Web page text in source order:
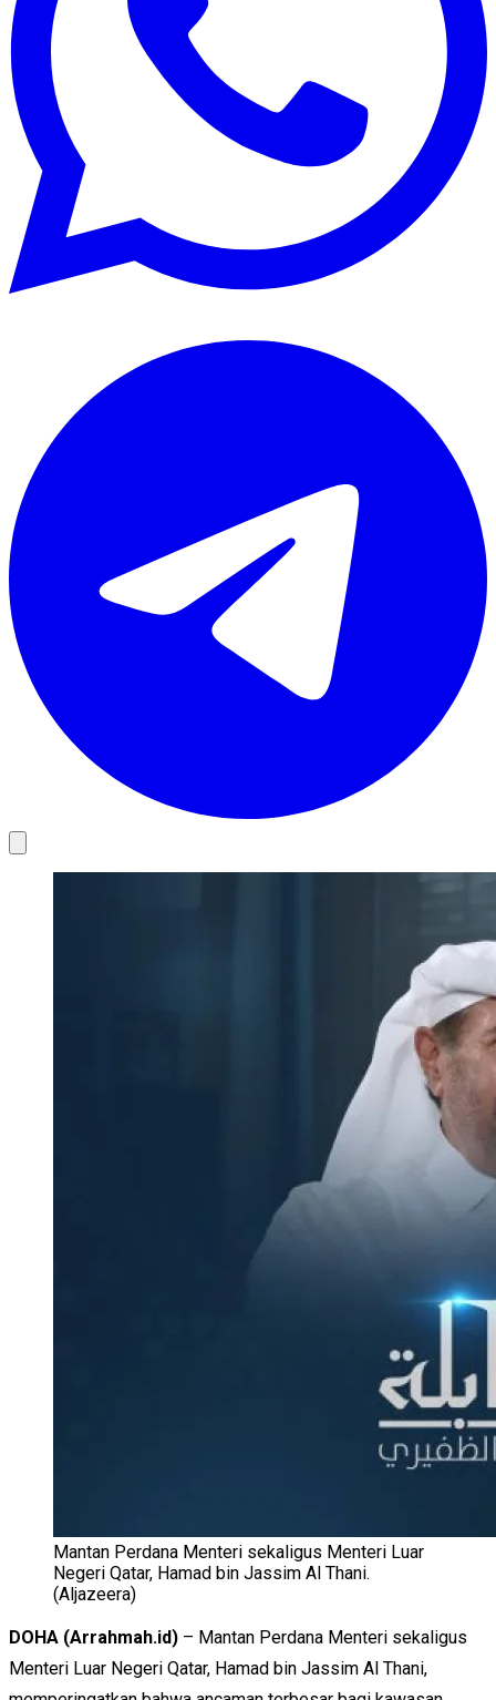
Mantan Perdana Menteri sekaligus Menteri Luar
Negeri Qatar, Hamad bin Jassim Al Thani.
(Aljazeera)
DOHA (Arrahmah.id) – Mantan Perdana Menteri sekaligus
Menteri Luar Negeri Qatar, Hamad bin Jassim Al Thani,